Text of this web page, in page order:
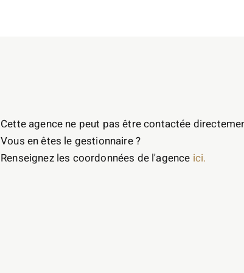
Cette agence ne peut pas être contactée
Vous en êtes le gestionnaire ?
Renseignez les coordonnées de l'agence ici.